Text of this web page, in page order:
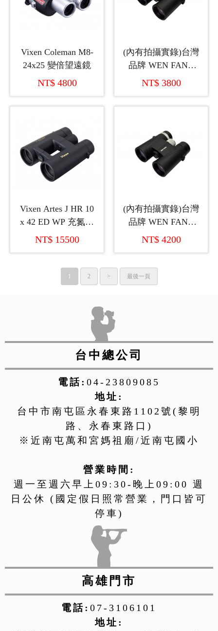
Vixen Coleman M8-
24x25 變倍望遠鏡
NT$ 4800
(內有拍攝實錄)台灣
品牌 WEN FANG
8x42 充氮氣雙筒望
NT$ 3800
Vixen Artes J HR 10
x 42 ED WP 充氮氣
雙筒望遠鏡 (日本製
NT$ 15500
(內有拍攝實錄)台灣
品牌 WEN FANG
10x42 充氮氣雙筒望
NT$ 4200
1 2 > 最後一頁
台中總公司
電話: 04-23809085
地址:
台中市南屯區永春東路1102號(黎明
路、永春東路口)
※近南屯萬和宮媽祖廟/近南屯國小
營業時間:
週一至週六早上09:30-晚上09:00 週
日公休 (國定假日照常營業，門口皆可
停車)
高雄門市
電話: 07-3106101
地址: